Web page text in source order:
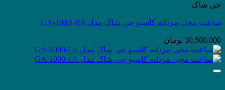
جی شاک
ساعت مچی مردانه کاسیو جی شاک مدل GA-100A-9A
30,500,000 تومان